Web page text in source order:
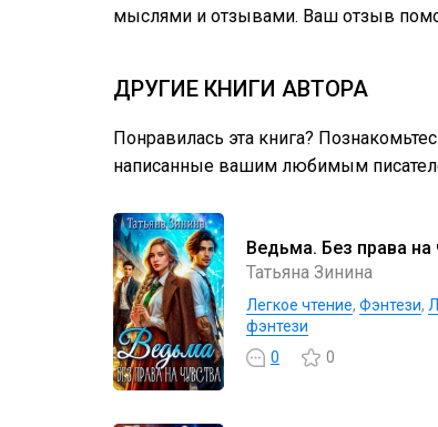
мыслями и отзывами. Ваш отзыв
ДРУГИЕ КНИГИ АВТОРА
Понравилась эта книга?
написанные вашим любимым
Ведьма. Без права на
Татьяна Зинина
Легкое чтение, Фэнтези,
фэнтези
0
0